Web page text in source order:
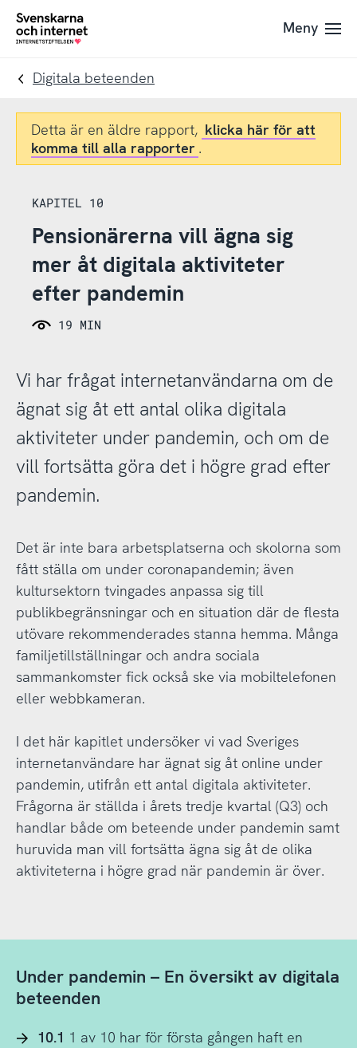
Till
navigation
Till
innehåll
To
Meny
Digitala beteenden
Detta är en äldre rapport, klicka här för att
komma till alla rapporter .
KAPITEL 10
Pensionärerna vill ägna sig
mer åt digitala aktiviteter
efter pandemin
19 MIN
Vi har frågat internetanvändarna om de
ägnat sig åt ett antal olika digitala
aktiviteter under pandemin, och om de
vill fortsätta göra det i högre grad efter
pandemin.
Det är inte bara arbetsplatserna och skolorna som
fått ställa om under coronapandemin; även
kultursektorn tvingades anpassa sig till
publikbegränsningar och en situation där de flesta
utövare rekommenderades stanna hemma. Många
familjetillställningar och andra sociala
sammankomster fick också ske via mobiltelefonen
eller webbkameran.
I det här kapitlet undersöker vi vad Sveriges
internetanvändare har ägnat sig åt online under
pandemin, utifrån ett antal digitala aktiviteter.
Frågorna är ställda i årets tredje kvartal (Q3) och
handlar både om beteende under pandemin samt
huruvida man vill fortsätta ägna sig åt de olika
aktiviteterna i högre grad när pandemin är över.
Under pandemin – En översikt av digitala
beteenden
10.1 1 av 10 har för första gången haft en